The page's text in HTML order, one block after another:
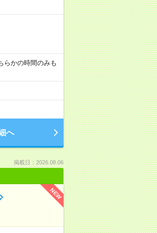
かの時間のみも
へ
掲載日：2026.08.06
NEW